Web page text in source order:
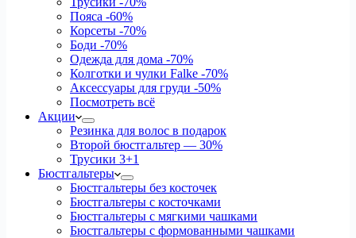
Пояса -60%
Корсеты -70%
Боди -70%
Одежда для дома -70%
Колготки и чулки Falke -70%
Аксессуары для груди -50%
Посмотреть всё
Акции
Резинка для волос в подарок
Второй бюстгальтер — 30%
Трусики 3+1
Бюстгальтеры
Бюстгальтеры без косточек
Бюстгальтеры с косточками
Бюстгальтеры с мягкими чашками
Бюстгальтеры с формованными чашками